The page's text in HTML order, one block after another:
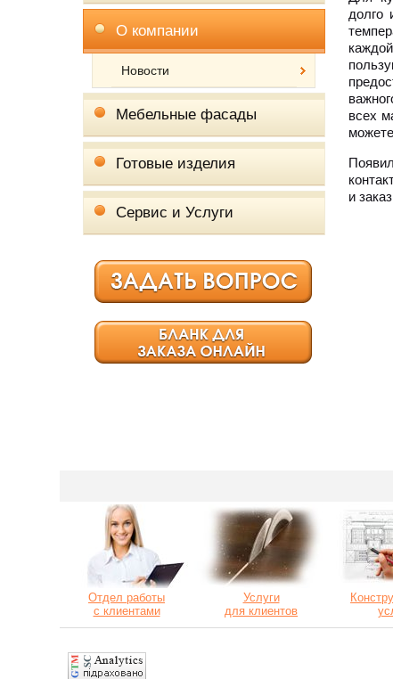
О компании
Новости
Мебельные фасады
Готовые изделия
Сервис и Услуги
долго
всех
и
Отдел работы
с клиентами
Услуги
для клиентов